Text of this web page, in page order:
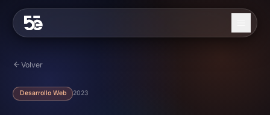
Nosotros
Servicios
Volver
Desarrollo Web 2023